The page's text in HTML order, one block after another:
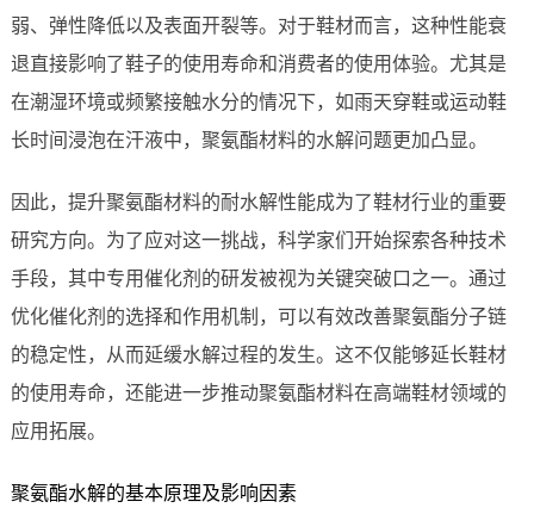
弱、弹性降低以及表面开裂等。对于鞋材而言，这种性能衰
退直接影响了鞋子的使用寿命和消费者的使用体验。尤其是
在潮湿环境或频繁接触水分的情况下，如雨天穿鞋或运动鞋
长时间浸泡在汗液中，聚氨酯材料的水解问题更加凸显。
因此，提升聚氨酯材料的耐水解性能成为了鞋材行业的重要
研究方向。为了应对这一挑战，科学家们开始探索各种技术
手段，其中专用催化剂的研发被视为关键突破口之一。通过
优化催化剂的选择和作用机制，可以有效改善聚氨酯分子链
的稳定性，从而延缓水解过程的发生。这不仅能够延长鞋材
的使用寿命，还能进一步推动聚氨酯材料在高端鞋材领域的
应用拓展。
聚氨酯水解的基本原理及影响因素